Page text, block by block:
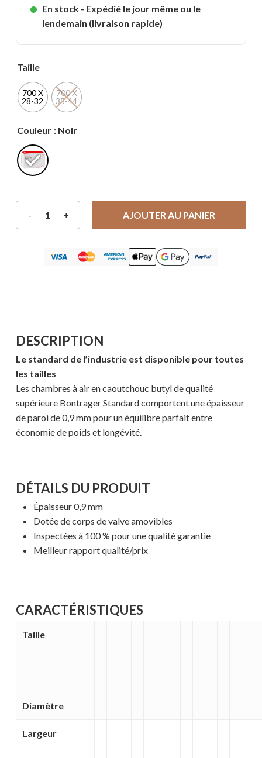
En stock - Expédié le jour même ou le
lendemain (livraison rapide)
Taille
700 X
28-32
700 X
35-44
Couleur : Noir
AJOUTER AU PANIER
DESCRIPTION
Le standard de l’industrie est disponible pour toutes
les tailles
Les chambres à air en caoutchouc butyl de qualité
supérieure Bontrager Standard comportent une épaisseur
de paroi de 0,9 mm pour un équilibre parfait entre
économie de poids et longévité.
DÉTAILS DU PRODUIT
Épaisseur 0,9 mm
Dotée de corps de valve amovibles
Inspectées à 100 % pour une qualité garantie
Meilleur rapport qualité/prix
CARACTÉRISTIQUES
Taille
Diamètre
Largeur